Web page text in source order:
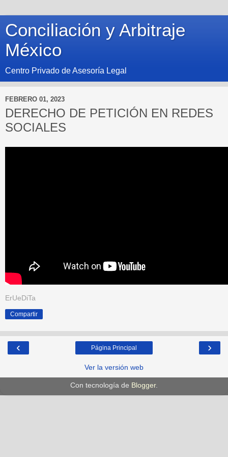
Conciliación y Arbitraje
México
Centro Privado de Asesoría Legal
FEBRERO 01, 2023
DERECHO DE PETICIÓN EN REDES
SOCIALES
ErUeDiTa
Compartir
‹ ›
Página Principal
Ver la versión web
Con tecnología de Blogger.